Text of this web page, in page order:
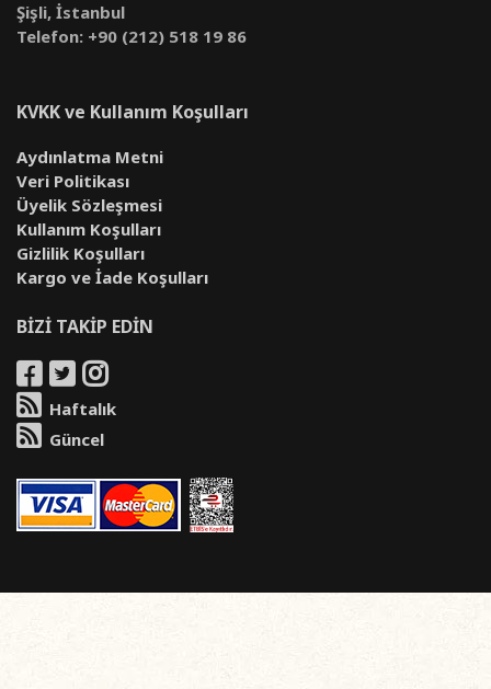
Şişli, İstanbul
Telefon: +90 (212) 518 19 86
KVKK ve Kullanım Koşulları
Aydınlatma Metni
Veri Politikası
Üyelik Sözleşmesi
Kullanım Koşulları
Gizlilik Koşulları
Kargo ve İade Koşulları
BİZİ TAKİP EDİN
Haftalık
Güncel